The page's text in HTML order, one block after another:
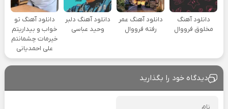
دانلود آهنگ
مخلوق فرووال
دانلود آهنگ عمر
رفته فرووال
دانلود آهنگ دلبر
وحید عباسی
دانلود آهنگ تو
خواب و بیداریتم
خیرمات چشمانتم
علی احمدیانی
دیدگاه خود را بگذارید